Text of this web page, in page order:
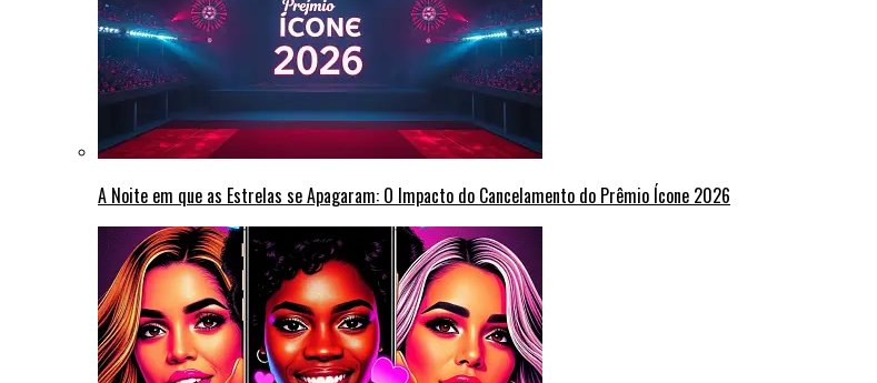
A Noite em que as Estrelas se Apagaram: O Impacto do Cancelamento do Prêmio Ícone 2026